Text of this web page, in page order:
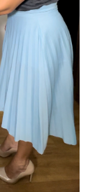
prefeito Dorlei